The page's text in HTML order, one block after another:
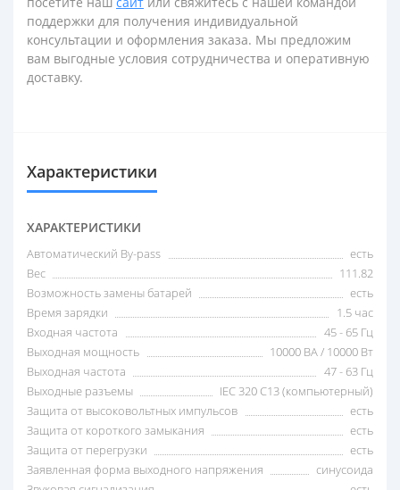
поддержки для получения индивидуальной
консультации и оформления заказа. Мы предложим
вам выгодные условия сотрудничества и оперативную
доставку.
Характеристики
ХАРАКТЕРИСТИКИ
Автоматический By-pass
есть
Вес
111.82
Возможность замены батарей
есть
Время зарядки
1.5 час
Входная частота
45 - 65 Гц
Выходная мощность
10000 ВА / 10000 Вт
Выходная частота
47 - 63 Гц
Выходные разъемы
IEC 320 C13 (компьютерный)
Защита от высоковольтных импульсов
есть
Защита от короткого замыкания
есть
Защита от перегрузки
есть
Заявленная форма выходного напряжения
синусоида